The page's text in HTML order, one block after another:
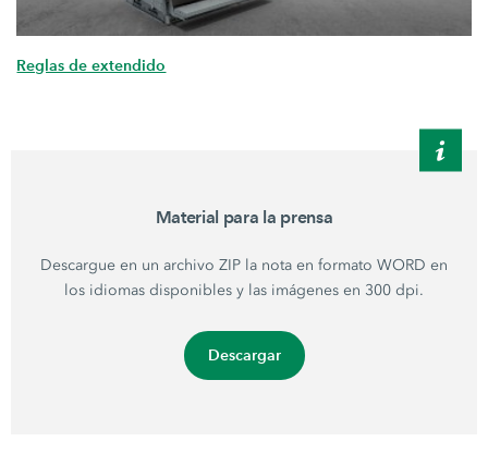
Reglas de extendido
Material para la prensa
Descargue en un archivo ZIP la nota en formato WORD en
los idiomas disponibles y las imágenes en 300 dpi.
Descargar